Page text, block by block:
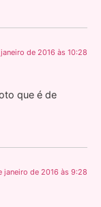
de 2016 às 10:28
que é de
janeiro de 2016 às 9:28